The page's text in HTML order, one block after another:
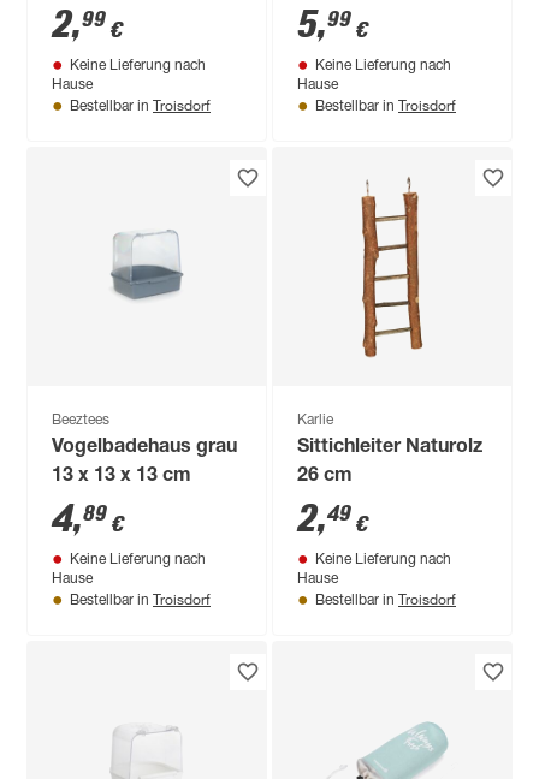
grau/mint 10 x 4,5
cm
2,99 €
Keine Lieferung nach
Hause
Bestellbar in Troisdorf
5,99 €
Keine Lieferung nach
Hause
Bestellbar in Troisdorf
Beeztees
Vogelbadehaus grau
13 x 13 x 13 cm
4,89 €
Keine Lieferung nach
Hause
Bestellbar in Troisdorf
Karlie
Sittichleiter Naturolz
26 cm
2,49 €
Keine Lieferung nach
Hause
Bestellbar in Troisdorf